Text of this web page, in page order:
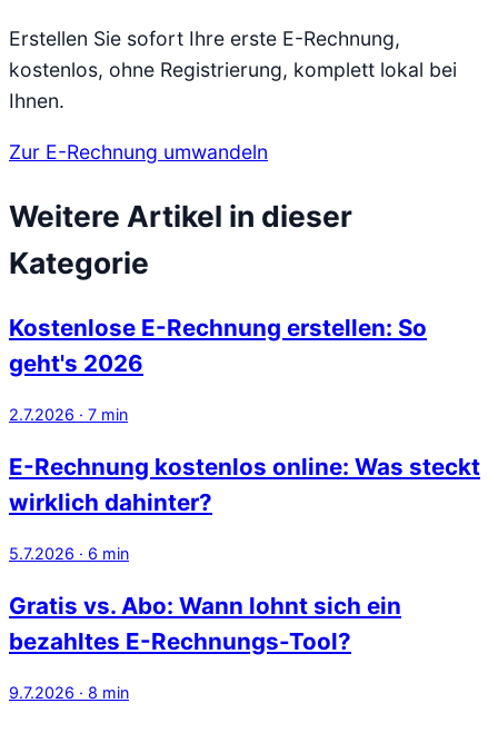
Erstellen Sie sofort Ihre erste E-Rechnung,
kostenlos, ohne Registrierung, komplett lokal bei
Ihnen.
Zur E-Rechnung umwandeln
Weitere Artikel in dieser
Kategorie
Kostenlose E-Rechnung erstellen: So
geht's 2026
2.7.2026 · 7 min
E-Rechnung kostenlos online: Was steckt
wirklich dahinter?
5.7.2026 · 6 min
Gratis vs. Abo: Wann lohnt sich ein
bezahltes E-Rechnungs-Tool?
9.7.2026 · 8 min